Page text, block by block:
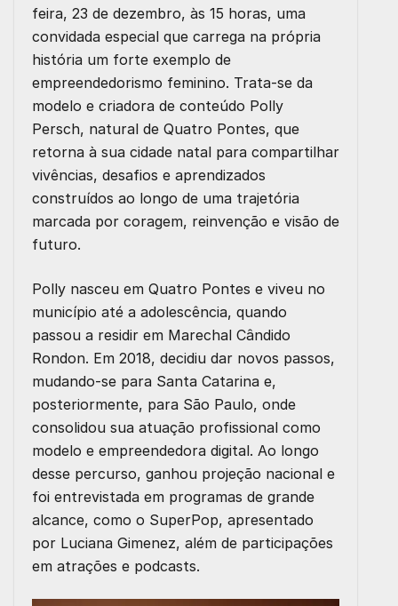
feira, 23 de dezembro, às 15 horas, uma
convidada especial que carrega na própria
história um forte exemplo de
empreendedorismo feminino. Trata-se da
modelo e criadora de conteúdo Polly
Persch, natural de Quatro Pontes, que
retorna à sua cidade natal para compartilhar
vivências, desafios e aprendizados
construídos ao longo de uma trajetória
marcada por coragem, reinvenção e visão de
futuro.
Polly nasceu em Quatro Pontes e viveu no
município até a adolescência, quando
passou a residir em Marechal Cândido
Rondon. Em 2018, decidiu dar novos passos,
mudando-se para Santa Catarina e,
posteriormente, para São Paulo, onde
consolidou sua atuação profissional como
modelo e empreendedora digital. Ao longo
desse percurso, ganhou projeção nacional e
foi entrevistada em programas de grande
alcance, como o SuperPop, apresentado
por Luciana Gimenez, além de participações
em atrações e podcasts.